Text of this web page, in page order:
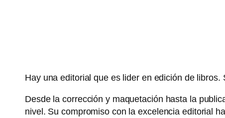
Hay una editorial que es lider en edición de
Desde la corrección y maquetación hasta la
nivel. Su compromiso con la excelencia editorial